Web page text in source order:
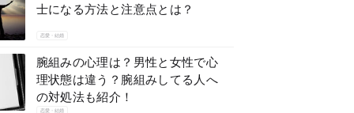
士になる方法と注意点とは？
恋愛・結婚
腕組みの心理は？男性と女性で心
理状態は違う？腕組みしてる人へ
の対処法も紹介！
恋愛・結婚